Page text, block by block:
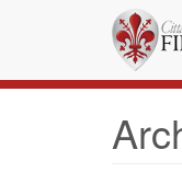
principale